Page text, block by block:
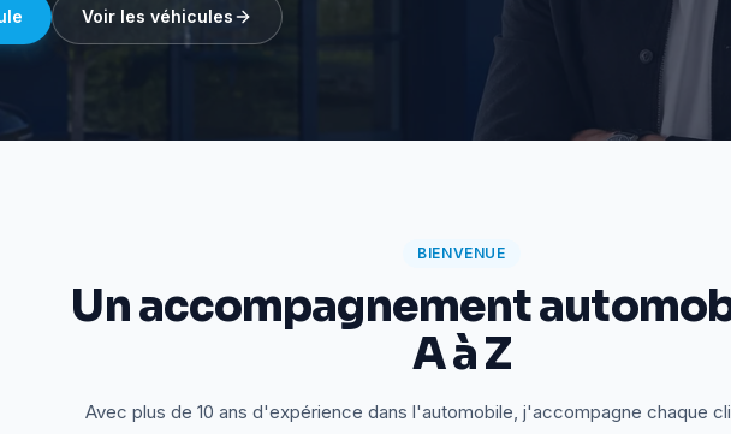
Voir les véhicules
BIENVENUE
Un accompagnement
A à Z
Avec plus de 10 ans d'expérience dans l'automobile, j'accompagne chaque